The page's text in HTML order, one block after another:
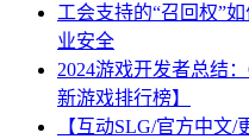
工会支持的“召回权”
业安全
2024游戏开发者总结
新游戏排行榜】
【互动SLG/官方中文